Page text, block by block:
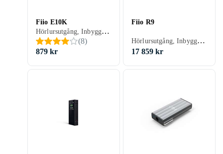
Fiio E10K
Hörlursutgång, Inbyggd D/A-omvandlare, USB-kontakt, Volymkontroll
(8)
879 kr
Fiio R9
Hörlursutgång, Inbyggd D/A-omvandlare
17 859 kr